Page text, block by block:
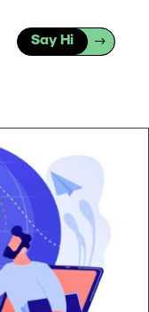
Say Hi